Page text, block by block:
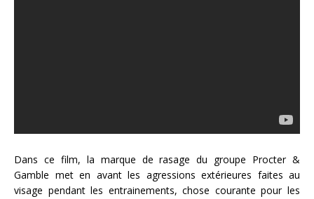
Dans ce film, la marque de rasage du groupe Procter &
Gamble met en avant les agressions extérieures faites au
visage pendant les entrainements, chose courante pour les